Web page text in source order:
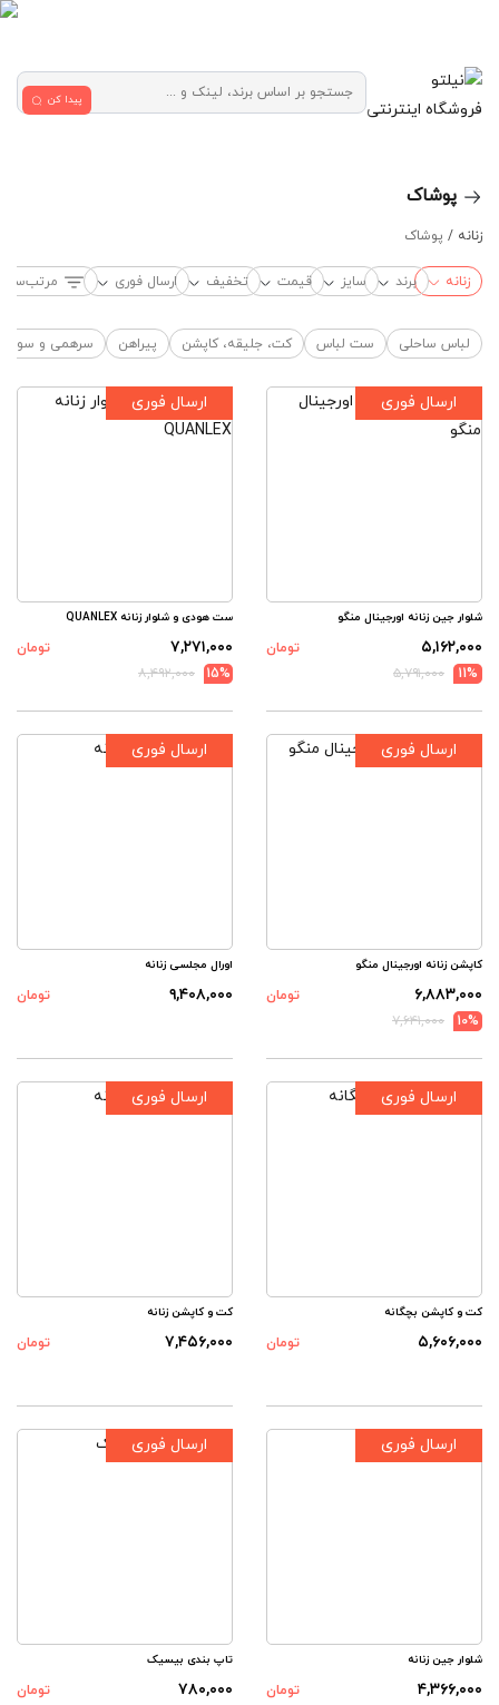
فروشگاه اینترنتی پیدا کن
پوشاک
زنانه / پوشاک
زنانه برند سایز قیمت تخفیف ارسال فوری
لباس ساحلی ست لباس کت، جلیقه، کاپشن پیراهن سرهمی و
ارسال فوری
شلوار جین زنانه اورجینال منگو
۵,۱۶۲,۰۰۰
تومان
11%
۵,۷۹۱,۰۰۰
ارسال فوری
ست هودی و شلوار زنانه QUANLEX
۷,۲۷۱,۰۰۰
تومان
15%
۸,۴۹۲,۰۰۰
ارسال فوری
کاپشن زنانه اورجینال منگو
۶,۸۸۳,۰۰۰
تومان
10%
۷,۶۴۱,۰۰۰
ارسال فوری
اورال مجلسی زنانه
۹,۴۰۸,۰۰۰ تومان
ارسال فوری
کت و کاپشن بچگانه
۵,۶۰۶,۰۰۰ تومان
ارسال فوری
کت و کاپشن زنانه
۷,۴۵۶,۰۰۰ تومان
ارسال فوری
شلوار جین زنانه
۴,۳۶۶,۰۰۰ تومان
ارسال فوری
تاپ بندی بیسیک
۷۸۰,۰۰۰ تومان